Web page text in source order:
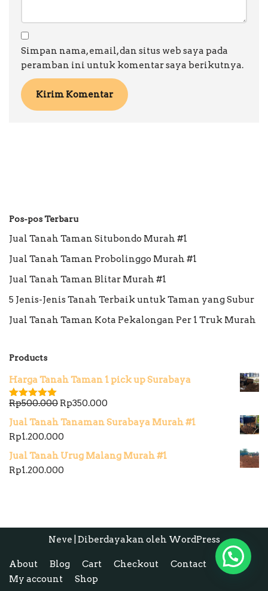
Simpan nama, email, dan situs web saya pada
peramban ini untuk komentar saya berikutnya.
Pos-pos Terbaru
Jual Tanah Taman Situbondo Murah #1
Jual Tanah Taman Probolinggo Murah #1
Jual Tanah Taman Blitar Murah #1
5 Jenis-Jenis Tanah Terbaik untuk Taman yang Subur
Jual Tanah Taman Kota Pekalongan Per 1 Truk Murah
Products
Harga Tanah Taman 1 pick up Surabaya
Dinilai5.00
Rp500.000 Rp350.000
Jual Tanah Tanaman Surabaya Murah #1
Rp1.200.000
Jual Tanah Urug Malang Murah #1
Rp1.200.000
Neve | Diberdayakan oleh WordPress
About Blog Cart Checkout Contact
Home
My account
Shop